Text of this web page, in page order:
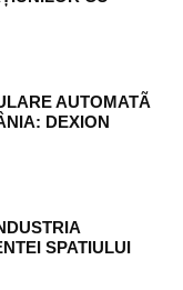
AUTOMATÃ
DEXION
SPATIULUI